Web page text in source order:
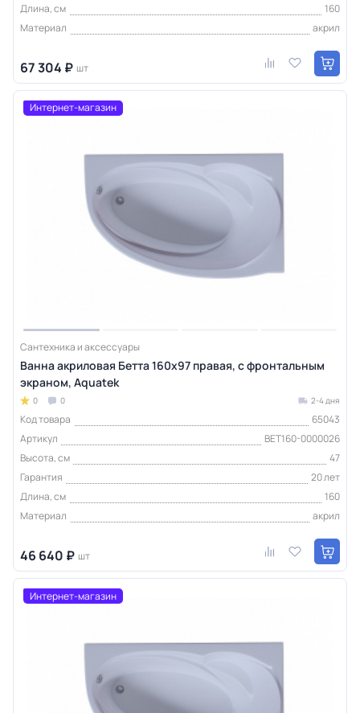
Длина, см
160
Материал
акрил
67 304 ₽ шт
Интернет-магазин
Сантехника и аксессуары
Ванна акриловая Бетта 160х97 правая, с фронтальным
экраном, Aquatek
0 0 2-4 дня
Код товара
65043
Артикул
BET160-0000026
Высота, см
47
Гарантия
20 лет
Длина, см
160
Материал
акрил
46 640 ₽ шт
Интернет-магазин